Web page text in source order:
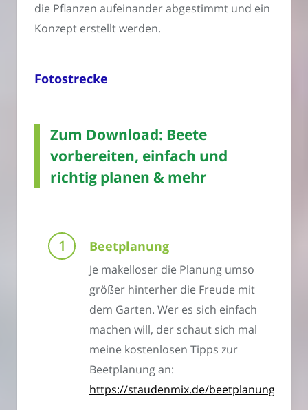
die Pflanzen aufeinander abgestimmt und ein
Konzept erstellt werden.
Fotostrecke
Zum Download: Beete
vorbereiten, einfach und
richtig planen & mehr
Beetplanung
Je makelloser die Planung umso
größer hinterher die Freude mit
dem Garten. Wer es sich einfach
machen will, der schaut sich mal
meine kostenlosen Tipps zur
Beetplanung an:
https://staudenmix.de/beetplanung